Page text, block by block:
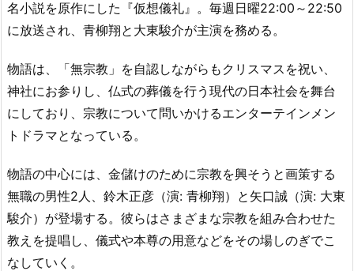
名小説を原作にした『仮想儀礼』。毎週日曜22:00～22:50
に放送され、青柳翔と大東駿介が主演を務める。
物語は、「無宗教」を自認しながらもクリスマスを祝い、
神社にお参りし、仏式の葬儀を行う現代の日本社会を舞台
にしており、宗教について問いかけるエンターテインメン
トドラマとなっている。
物語の中心には、金儲けのために宗教を興そうと画策する
無職の男性2人、鈴木正彦（演: 青柳翔）と矢口誠（演: 大東
駿介）が登場する。彼らはさまざまな宗教を組み合わせた
教えを提唱し、儀式や本尊の用意などをその場しのぎでこ
なしていく。